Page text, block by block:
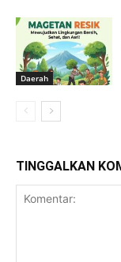
Daerah
TINGGALKAN